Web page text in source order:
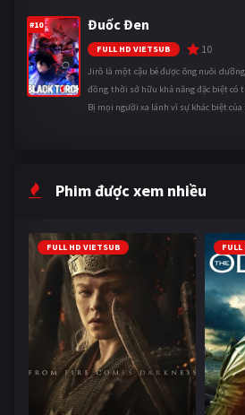
#10 Đuốc Đen
FULL HD VIETSUB 10
Jirô là một cậu bé được ông nuôi
đồng thời sở hữu khả năng đặc biệt có
Bị mọi người xa lánh vì sự khác biệt của
Phim được xem nhiều
FULL HD VIETSUB FULL